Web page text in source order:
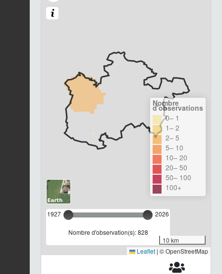
1927 2026
Nombre d'observation(s): 828
Nombre
d'observations
0– 1
1– 2
2– 5
5– 10
10– 20
20– 50
50– 100
100+
10 km
Leaflet | © OpenStreetMap